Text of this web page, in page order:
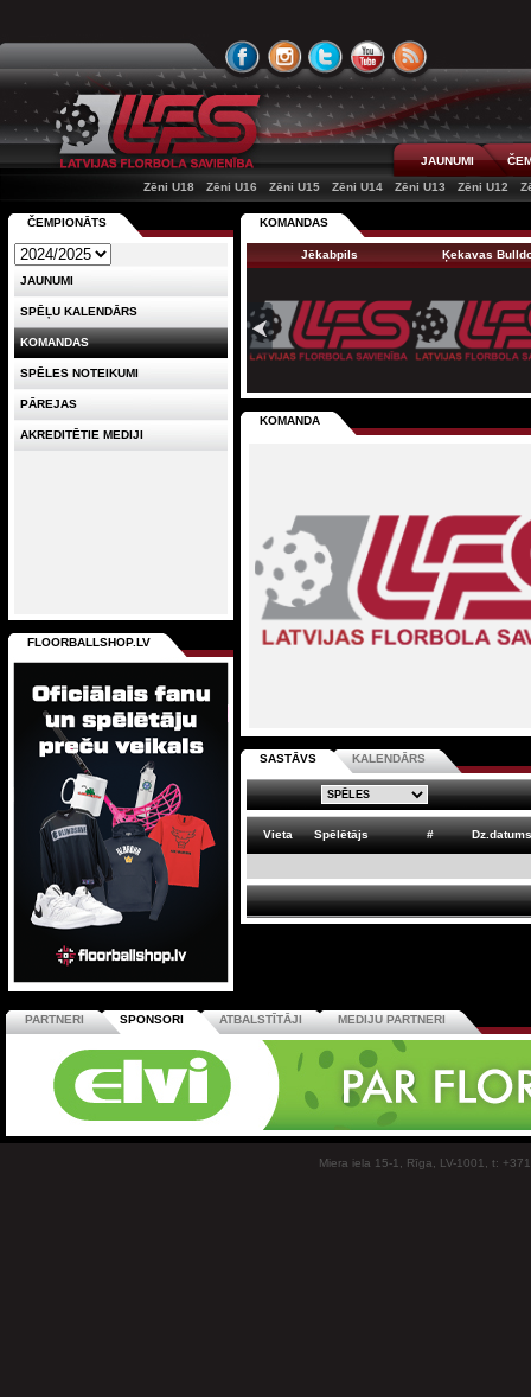
JAUNUMI
Zēni U18
Zēni U16 Zēni U15 Zēni U14 Zēni U13 Zēni U12
KOMANDAS
Jēkabpils Ķekavas
KOMANDA
SASTĀVS KALENDĀRS
Vieta Spēlētājs # Dz.datums
ČEMPIONĀTS
JAUNUMI
SPĒĻU KALENDĀRS
KOMANDAS
SPĒLES NOTEIKUMI
PĀREJAS
AKREDITĒTIE MEDIJI
FLOORBALLSHOP.LV
PARTNERI SPONSORI ATBALSTĪTĀJI MEDIJU PARTNERI
Miera iela 15-1, Rīga, LV-1001, t: